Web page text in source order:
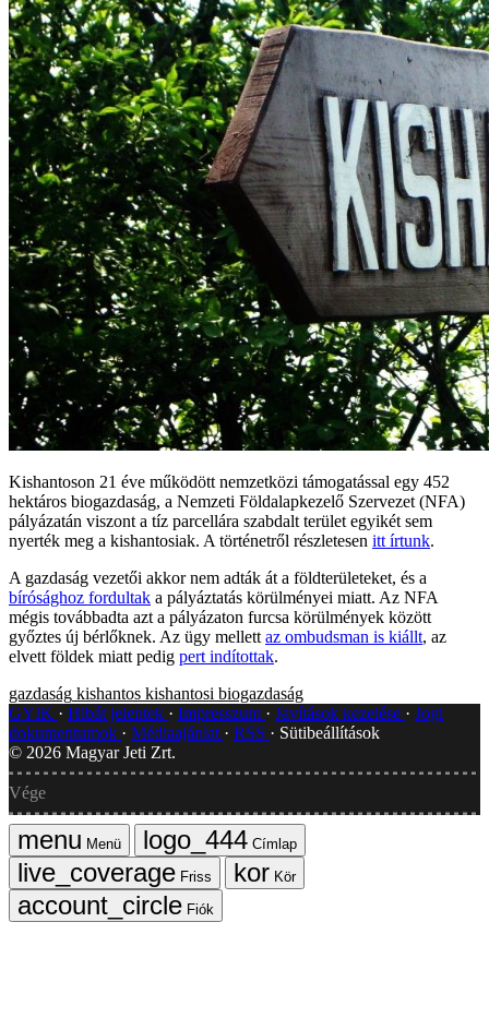
Kishantoson 21 éve működött nemzetközi támogatással egy 452
hektáros biogazdaság, a Nemzeti Földalapkezelő Szervezet (NFA)
pályázatán viszont a tíz parcellára szabdalt terület egyikét sem
nyerték meg a kishantosiak. A történetről részletesen itt írtunk.
A gazdaság vezetői akkor nem adták át a földterületeket, és a
bírósághoz fordultak a pályáztatás körülményei miatt. Az NFA
mégis továbbadta azt a pályázaton furcsa körülmények között
győztes új bérlőknek. Az ügy mellett az ombudsman is kiállt, az
elvett földek miatt pedig pert indítottak.
gazdaság kishantos kishantosi biogazdaság
GYIK
Hibát jelentek Impresszum Javítások kezelése
Jogi
dokumentumok
Médiaajánlat RSS
Sütibeállítások
© 2026 Magyar Jeti Zrt.
Vége
Menü
Címlap
Friss
Kör
Fiók